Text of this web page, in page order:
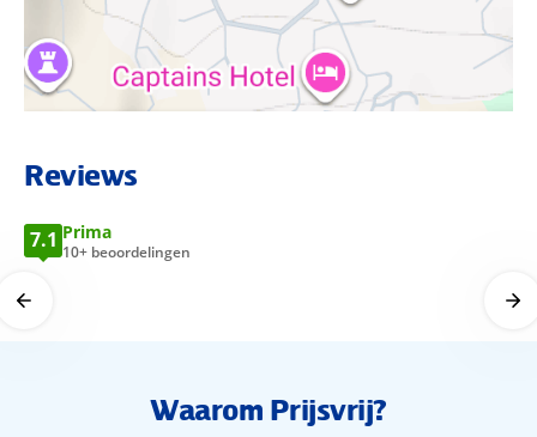
van twee eenpersoonsbedden, telefoon, tv met
satellietontvangst, radio, airconditioning (tegen betaling),
huurkluisje, badkamer met bad of douche en toilet, balkon
of terras met zitje en uitzicht op het zwembad.
Reviews
7.1 Prima
10+ beoordelingen
Waarom Prijsvrij?